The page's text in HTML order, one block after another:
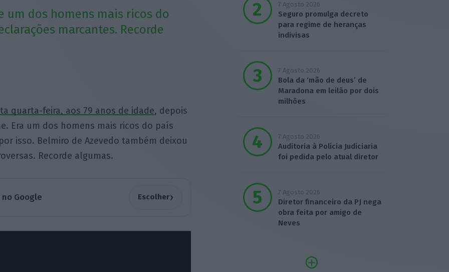
um dos homens mais ricos do
marcantes. Recorde
quarta-feira, aos 79 anos de idade, depois
Era um dos homens mais ricos do país
isso. Belmiro de Azevedo também deixou
Recorde algumas.
Google Escolher›
7 Agosto 2026
Seguro promulga decreto
para regime de heranças
indivisas
7 Agosto 2026
Bola da ‘mão de deus’ de
Maradona em leilão por dois
milhões
7 Agosto 2026
Auditoria à Polícia Judiciaria
foi pedida pelo atual diretor
7 Agosto 2026
Diretor financeiro da PJ nega
obra feita por amigo de
Neves